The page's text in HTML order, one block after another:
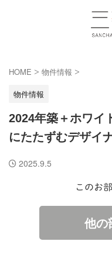
HOME > 物件情報 >
物件情報
2024年築＋ホワイ
にたたずむデザイ
2025.9.5
このお
他の